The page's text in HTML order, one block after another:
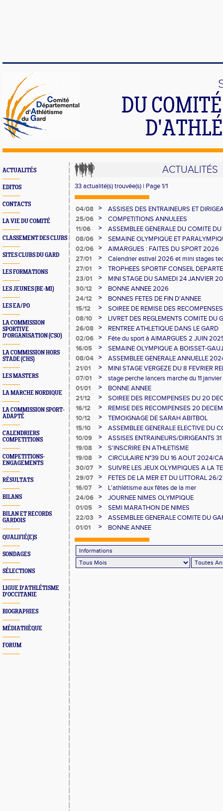
DU
ACTUALITÉS
EDITOS
CONTACTS
LA VIE DU COMITÉ
CLASSEMENT DES CLUBS
SITES CLUBS DU GARD
LES FORMATIONS
LES JEUNES (BE-MI)
LES EA/PO
LA COMMISSION
SPORTIVE
D'ORGANISATION (CSO)
LA COMMISSION HORS
STADE (CHS)
LES MASTERS
LA MARCHE NORDIQUE
LA COMMISSION SPORT-
ADAPTÉ
CALENDRIERS
COMPETITIONS
COMPETITIONS-
ENGAGEMENTS
RÉSULTATS
BILANS
BILAN ET RECORDS
GARDOIS
QUALIFIÉ(E)S
SONDAGES
SÉLECTIONS
LIGUE D'ATHLÉTISME
D'OCCITANIE
BIOGRAPHIES
MÉDIATHÈQUE
FORUM
ACTUALITÉS
33 actualité(s) trouvée(s) | Page 1/1
04/08 >
ASSISES DES ENTRAINEURS ET
25/06
>
COMPETITIONS ANNULEES
11/06
>
ASSEMBLEE GENERALE DU COMITE
08/06
>
SEMAINE OLYMPIQUE ET
GAUJAC
02/06 >
AIMARGUES : FAITES DU SPORT 2026
27/01
>
Calendrier estival 2026 et mini stages
27/01
>
TROPHEES SPORTIF CONSEIL
23/01
>
MINI STAGE DU SAMEDI 24 JANVIER
30/12
>
BONNE ANNEE 2026
24/12
>
BONNES FETES DE FIN D'ANNEE
15/12
>
SOIREE DE REMISE DES
08/10
>
LIVRET DES REGLEMENTS COMITE
26/08
>
RENTREE ATHLETIQUE DANS LE GARD
02/06
>
Fête du sport à AIMARGUES 2 JUIN
16/05
>
SEMAINE OLYMPIQUE A BOISSET-
08/04
>
ASSEMBLEE GENERALE ANNUELLE
D'ATHLETISME
21/01 >
MINI STAGE VERGEZE DU 8 FEVRIER
07/01
>
stage perche lancers marche du 11
01/01
>
BONNE ANNEE
21/12
>
SOIREE DES RECOMPENSES DU 20
16/12
>
REMISE DES RECOMPENSES 20
10/12
>
TEMOIGNAGE DE SARAH ABITBOL
15/10
>
ASSEMBLEE GENERALE ELECTIVE DU
10/09
>
ASSISES ENTRAINEURS/DIRIGEANTS
19/08
>
S'INSCRIRE EN ATHLETISME
19/08
>
CIRCULAIRE N°39 DU 16 AOUT 2024/
QUALIFICATIONS - PERIODE
25
30/07 >
SUIVRE LES JEUX OLYMPIQUES A LA
29/07
>
FETES DE LA MER ET DU LITTORAL 26/
16/07
>
L'athlétisme aux fêtes de la mer
24/06
>
JOURNEE NIMES OLYMPIQUE
01/05
>
SEMI MARATHON DE NIMES
22/03
>
ASSEMBLEE GENERALE COMITE DU
RECOMPENSES SAINT-JEAN-DU-
01/01 > BONNE ANNEE